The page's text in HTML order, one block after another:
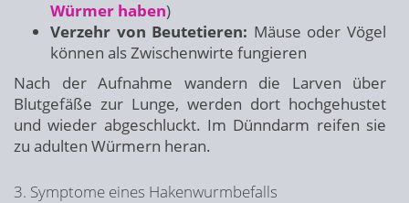
Würmer haben)
Verzehr von Beutetieren: Mäuse oder Vögel
können als Zwischenwirte fungieren
Nach der Aufnahme wandern die Larven über
Blutgefäße zur Lunge, werden dort hochgehustet
und wieder abgeschluckt. Im Dünndarm reifen sie
zu adulten Würmern heran.
3. Symptome eines Hakenwurmbefalls